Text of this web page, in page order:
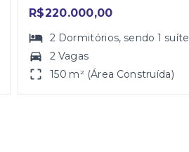
R$220.000,00
2 Dormitórios, sendo1 suíte
2 Vagas
150 m² (Área Construída)